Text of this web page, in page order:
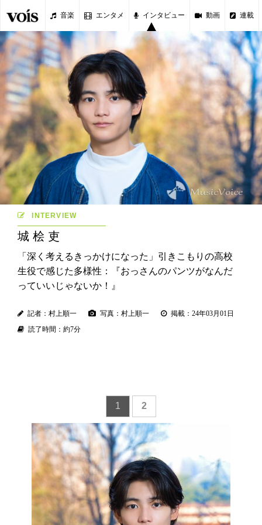
音楽 エンタメ インタビュー 動画 連載
INTERVIEW
城桧吏
「深く考えるきっかけになった」引きこもりの高校
生役で感じた多様性：『おっさんのパンツがなんだ
っていいじゃないか！』
記者：村上順一 写真：村上順一
掲載：24年03月01日
読了時間：約7分
1 2